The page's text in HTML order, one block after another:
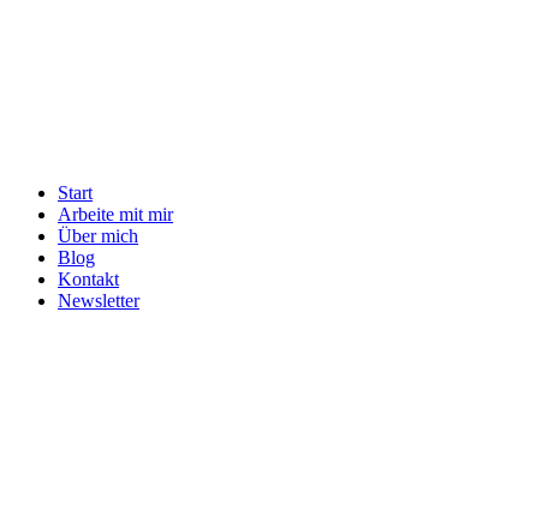
Start
Arbeite mit mir
Über mich
Blog
Kontakt
Newsletter